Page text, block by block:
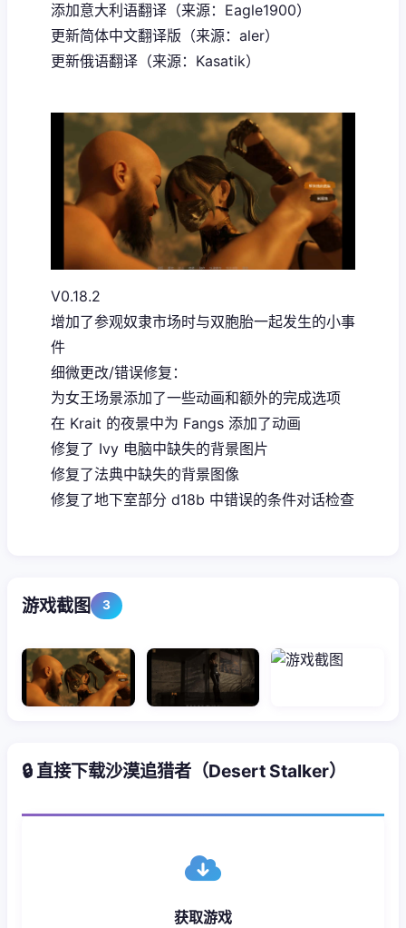
添加意大利语翻译（来源：Eagle1900）
更新简体中文翻译版（来源：aler）
更新俄语翻译（来源：Kasatik）
V0.18.2
增加了参观奴隶市场时与双胞胎一起发生的小事
件
细微更改/错误修复：
为女王场景添加了一些动画和额外的完成选项
在 Krait 的夜景中为 Fangs 添加了动画
修复了 Ivy 电脑中缺失的背景图片
修复了法典中缺失的背景图像
修复了地下室部分 d18b 中错误的条件对话检查
游戏截图 3
🔒 直接下载沙漠追猎者（Desert Stalker）
获取游戏